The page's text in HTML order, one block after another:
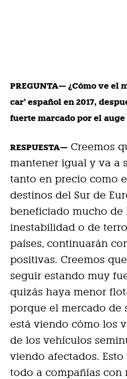
PREGUNTA— ¿Cómo ve el
car’ español en 2017,
fuerte marcado por el
RESPUESTA— Creemos
mantener igual y va a
tanto en precio como
destinos del Sur de
beneficiado mucho de
inestabilidad o de
países, continuarán
positivas. Creemos
seguir estando muy
quizás haya menor
porque el mercado de
está viendo cómo los
de los vehículos
viendo afectados.
todo a compañías con